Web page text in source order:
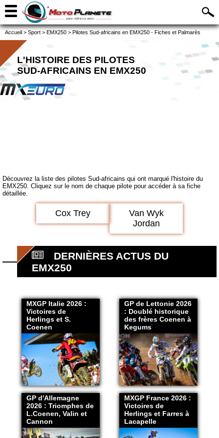
Accueil > Sport > EMX250 > Pilotes Sud-africains en EMX250 - Fiches et Palmarès
L'HISTOIRE DES PILOTES
SUD-AFRICAINS EN EMX250
Découvrez la liste des pilotes Sud-africains qui ont marqué l'histoire du
EMX250. Cliquez sur le nom de chaque pilote pour accéder à sa fiche
détaillée.
Cox Trey
Van Wyk
Jordan
DERNIÈRES ACTUS DU
EMX250
MXGP Italie 2026 :
Victoires de
Herlings et S.
Coenen
GP de Lettonie 2026
: Doublé historique
des frères Coenen à
Kegums
GP d'Allemagne
2026 : Triomphes de
L.Coenen, Valin et
Cannon
MXGP France 2026 :
Victoires de
Herlings et Farres à
Lacapelle